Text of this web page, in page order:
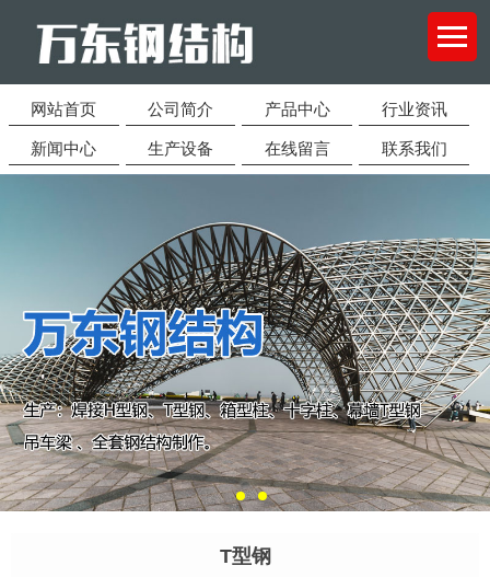
网站首页 公司简介 产品中心 行业资讯
新闻中心 生产设备 在线留言 联系我们
T型钢